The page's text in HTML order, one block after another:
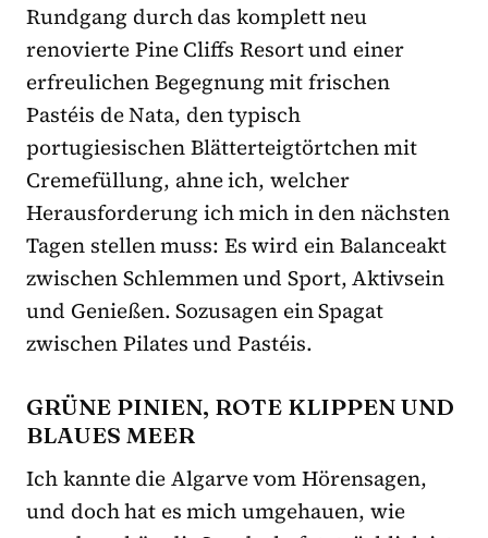
Rundgang durch das komplett neu
renovierte Pine Cliffs Resort und einer
erfreulichen Begegnung mit frischen
Pastéis de Nata, den typisch
portugiesischen Blätterteigtörtchen mit
Cremefüllung, ahne ich, welcher
Herausforderung ich mich in den nächsten
Tagen stellen muss: Es wird ein Balanceakt
zwischen Schlemmen und Sport, Aktivsein
und Genießen. Sozusagen ein Spagat
zwischen Pilates und Pastéis.
GRÜNE PINIEN, ROTE KLIPPEN UND
BLAUES MEER
Ich kannte die Algarve vom Hörensagen,
und doch hat es mich umgehauen, wie